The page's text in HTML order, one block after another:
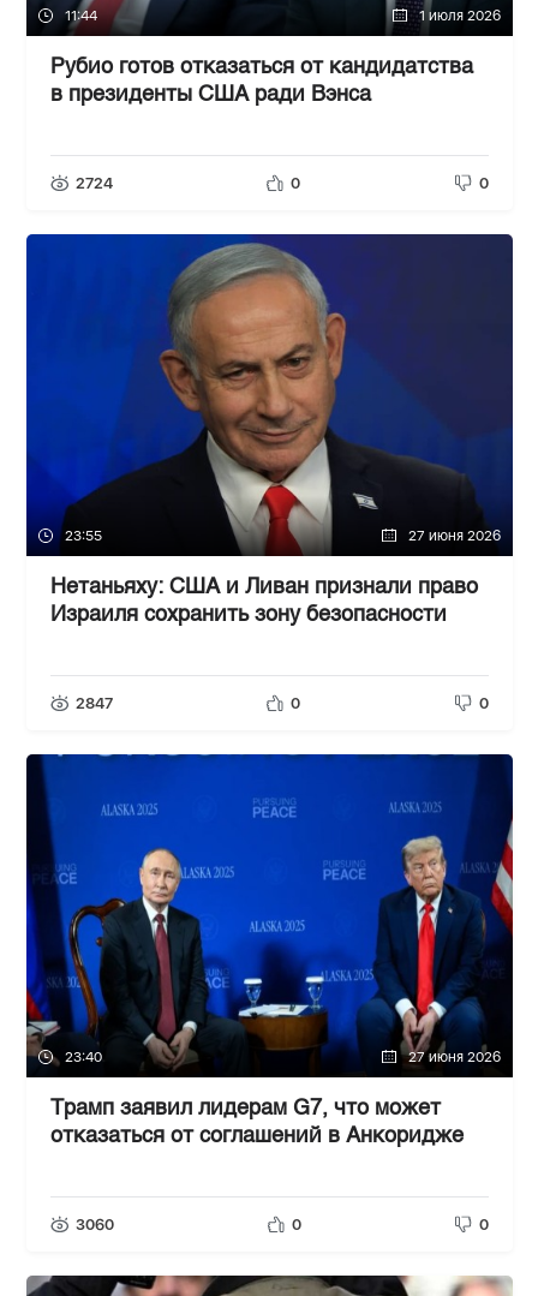
11:44 1 июля 2026
Рубио готов отказаться от кандидатства
в президенты США ради Вэнса
2724 0 0
23:55 27 июня 2026
Нетаньяху: США и Ливан признали право
Израиля сохранить зону безопасности
2847 0 0
23:40 27 июня 2026
Трамп заявил лидерам G7, что может
отказаться от соглашений в Анкоридже
3060 0 0